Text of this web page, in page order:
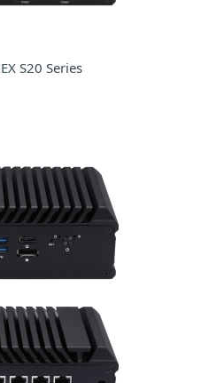
S20 Series